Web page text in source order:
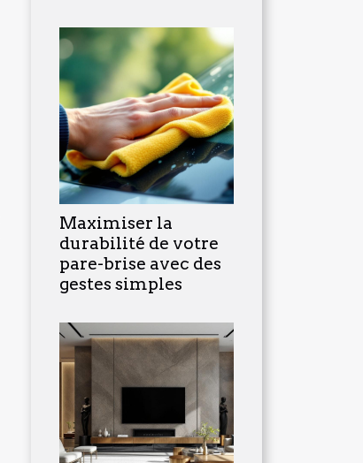
Maximiser la
durabilité de votre
pare-brise avec des
gestes simples